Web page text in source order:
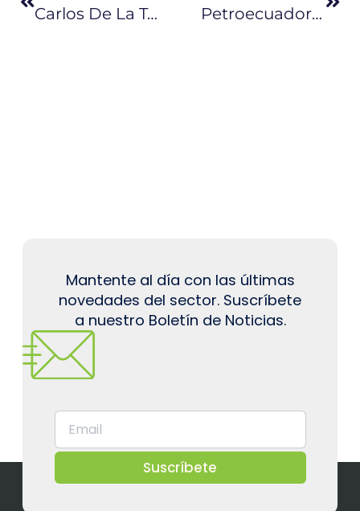
Carlos De La Torre: “Hechos Apuntan A Un Cambio Radical” Petroecuador Adjudica Venta De 1,71 Millones De Fuel Oil A Empresa Mexicana
Mantente al día con las últimas
novedades del sector. Suscríbete
a nuestro Boletín de Noticias.
Suscríbete